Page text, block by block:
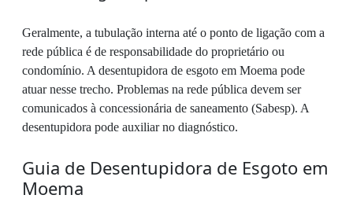
Geralmente, a tubulação interna até o ponto de ligação com a
rede pública é de responsabilidade do proprietário ou
condomínio. A desentupidora de esgoto em Moema pode
atuar nesse trecho. Problemas na rede pública devem ser
comunicados à concessionária de saneamento (Sabesp). A
desentupidora pode auxiliar no diagnóstico.
Guia de Desentupidora de Esgoto em
Moema